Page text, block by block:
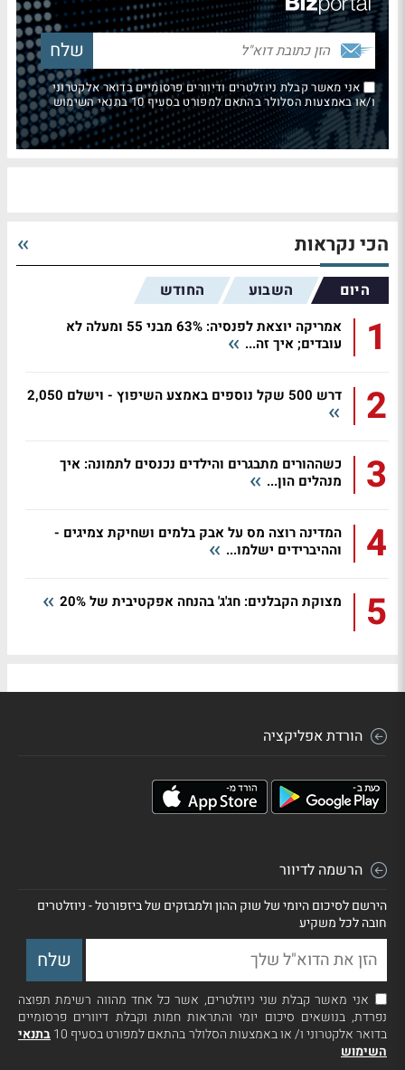
אני מאשר קבלת ניוזלטרים ודיוורים פרסומיים בדואר אלקטרוני
ו/או באמצעות הסלולר בהתאם למפורט בסעיף 10 בתנאי השימוש
הכי נקראות
היום השבוע החודש
1
אמריקה יוצאת לפנסיה: 63% מבני 55 ומעלה לא
עובדים; איך זה...
2 דרש 500 שקל נוספים באמצע השיפוץ - וישלם 2,050
3
כשההורים מתבגרים והילדים נכנסים לתמונה: איך
מנהלים הון...
4
המדינה רוצה מס על אבק בלמים ושחיקת צמיגים -
וההיברידים ישלמו...
5 מצוקת הקבלנים: חג'ג' בהנחה אפקטיבית של 20%
הורדת אפליקציה
הרשמה לדיוור
הירשם לסיכום היומי של שוק ההון ולמבזקים של ביזפורטל - ניוזלטרים
חובה לכל משקיע
אני מאשר קבלת שני ניוזלטרים, אשר כל אחד מהווה רשימת תפוצה
נפרדת, בנושאים סיכום יומי והתראות חמות וקבלת דיוורים פרסומיים
בדואר אלקטרוני ו/ או באמצעות הסלולר בהתאם למפורט בסעיף 10
בתנאי
השימוש